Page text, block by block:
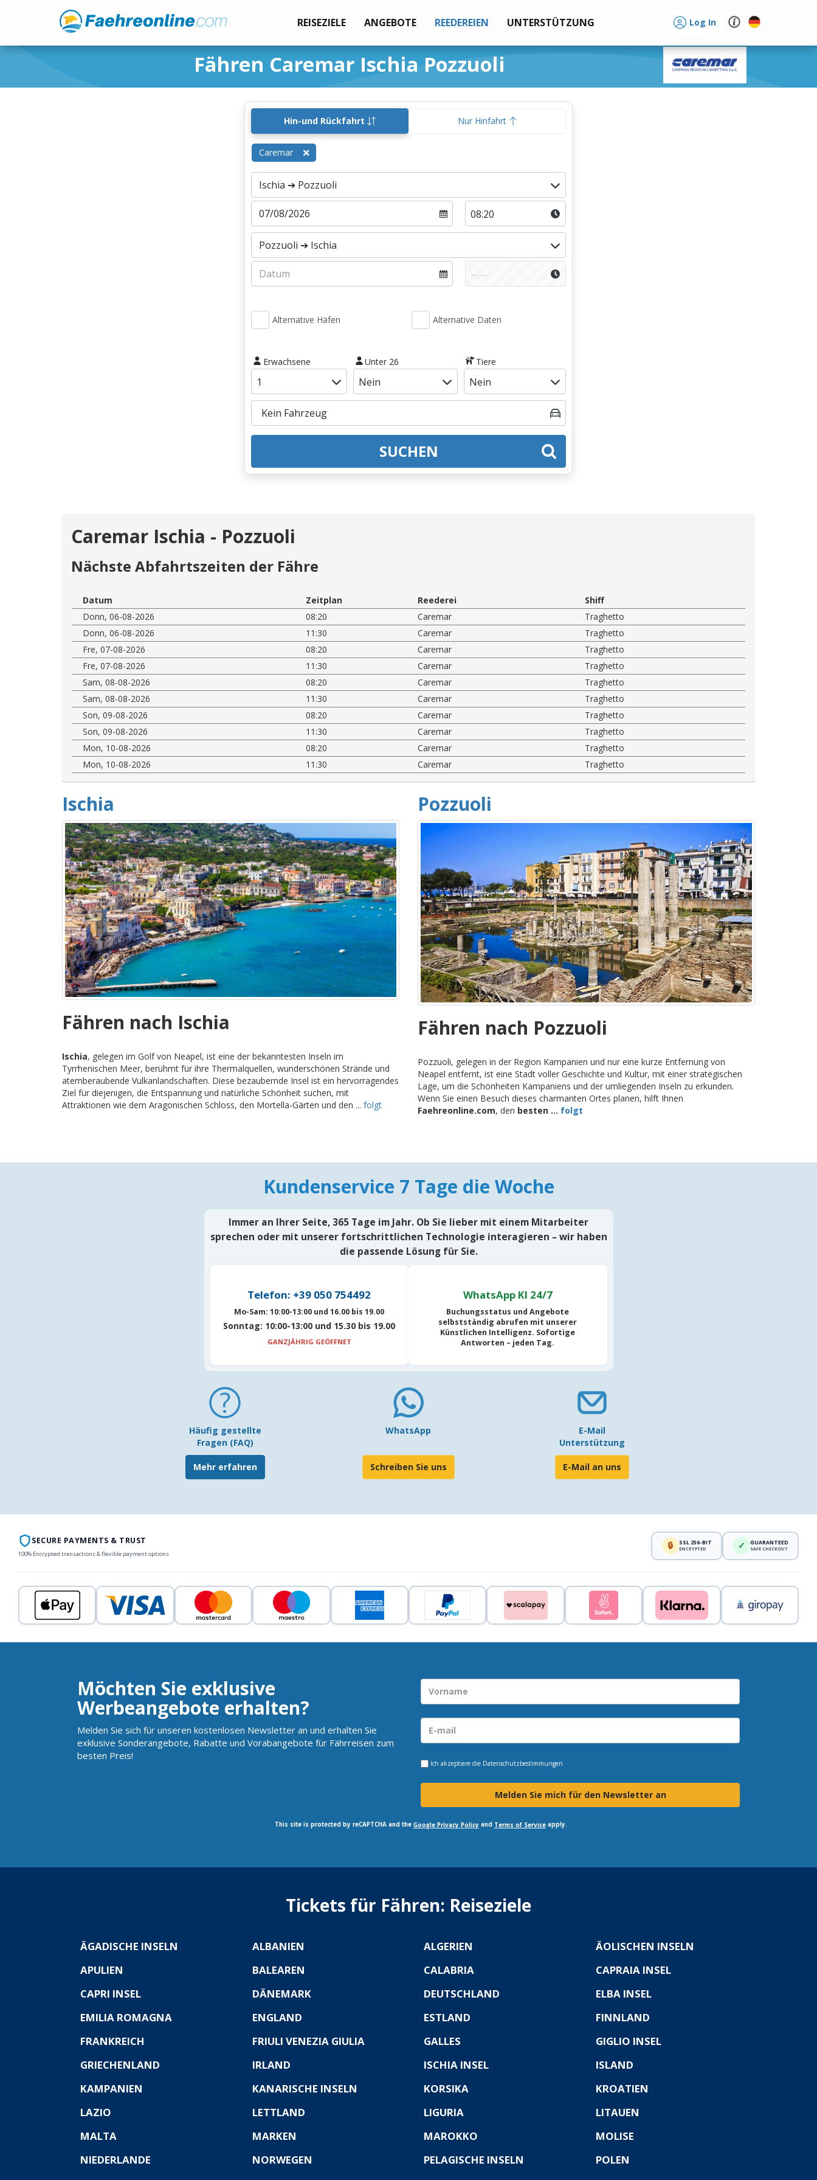
REISEZIELE ANGEBOTE REEDEREIEN UNTERSTÜTZUNG Log In
Fähren Caremar Ischia Pozzuoli
Hin-und Rückfahrt Nur Hinfahrt
Caremar
Alternative Häfen Alternative Daten
Erwachsene Unter 26 Tiere
SUCHEN
Caremar Ischia - Pozzuoli
Nächste Abfahrtszeiten der Fähre
Datum Zeitplan Reederei
Shiff
Donn, 06-08-2026
08:20 Caremar
Traghetto
Donn, 06-08-2026
11:30 Caremar
Traghetto
Fre, 07-08-2026
08:20 Caremar
Traghetto
Fre, 07-08-2026
11:30 Caremar
Traghetto
Sam, 08-08-2026
08:20 Caremar
Traghetto
Sam, 08-08-2026
11:30 Caremar
Traghetto
Son, 09-08-2026
08:20 Caremar
Traghetto
Son, 09-08-2026
11:30 Caremar
Traghetto
Mon, 10-08-2026
08:20 Caremar
Traghetto
Mon, 10-08-2026
11:30 Caremar Traghetto
Ischia
Fähren nach Ischia
Ischia, gelegen im Golf von Neapel, ist eine der bekanntesten Inseln im
Tyrrhenischen Meer, berühmt für ihre Thermalquellen, wunderschönen Strände und
atemberaubende Vulkanlandschaften. Diese bezaubernde Insel ist ein hervorragendes
Ziel für diejenigen, die Entspannung und natürliche Schönheit suchen, mit
Attraktionen wie dem Aragonischen Schloss, den Mortella-Gärten und den ... folgt
Pozzuoli
Fähren nach Pozzuoli
Pozzuoli, gelegen in der Region Kampanien und nur eine kurze Entfernung von
Neapel entfernt, ist eine Stadt voller Geschichte und Kultur, mit einer strategischen
Lage, um die Schönheiten Kampaniens und der umliegenden Inseln zu erkunden.
Wenn Sie einen Besuch dieses charmanten Ortes planen, hilft Ihnen
Faehreonline.com, den besten ... folgt
Kundenservice 7 Tage die Woche
Immer an Ihrer Seite, 365 Tage im Jahr. Ob Sie lieber mit einem Mitarbeiter
sprechen oder mit unserer fortschrittlichen Technologie interagieren – wir haben
die passende Lösung für Sie.
Telefon: +39 050 754492
Mo-Sam: 10:00-13:00 und 16.00 bis 19.00
Sonntag: 10:00-13:00 und 15.30 bis 19.00
GANZJÄHRIG GEÖFFNET
WhatsApp KI 24/7
Buchungsstatus und Angebote
selbstständig abrufen mit unserer
Künstlichen Intelligenz. Sofortige
Antworten – jeden Tag.
Häufig gestellte
Fragen (FAQ)
Mehr erfahren
WhatsApp
Schreiben Sie uns
E-Mail
Unterstützung
E-Mail an uns
SECURE PAYMENTS & TRUST
100% Encrypted transactions & flexible payment options
🔒 SSL 256-BIT
ENCRYPTED ✓ GUARANTEED
SAFE CHECKOUT
Möchten Sie exklusive
Werbeangebote erhalten?
Melden Sie sich für unseren kostenlosen Newsletter an und erhalten Sie
exklusive Sonderangebote, Rabatte und Vorabangebote für Fährreisen zum
besten Preis!
Ich akzeptiere die Datenschutzbestimmungen
Melden Sie mich für den Newsletter an
This site is protected by reCAPTCHA and the Google Privacy Policy and Terms of Serviceapply.
Tickets für Fähren: Reiseziele
ÄGADISCHE INSELN ALBANIEN ALGERIEN
ÄOLISCHEN INSELN
APULIEN
BALEAREN CALABRIA
CAPRAIA INSEL
CAPRI INSEL
DÄNEMARK DEUTSCHLAND
ELBA INSEL
EMILIA ROMAGNA
ENGLAND ESTLAND
FINNLAND
FRANKREICH
FRIULI VENEZIA GIULIA GALLES
GIGLIO INSEL
GRIECHENLAND
IRLAND ISCHIA INSEL
ISLAND
KAMPANIEN
KANARISCHE INSELN KORSIKA
KROATIEN
LAZIO
LETTLAND LIGURIA
LITAUEN
MALTA
MARKEN MAROKKO
MOLISE
NIEDERLANDE
NORWEGEN PELAGISCHE INSELN
POLEN